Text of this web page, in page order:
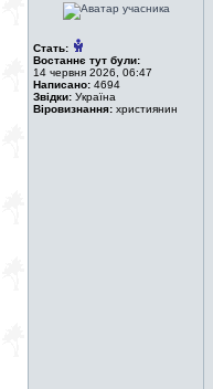
Стать:
Востаннє тут були:
14 червня 2026, 06:47
Написано: 4694
Звідки: Україна
Віровизнання: християнин